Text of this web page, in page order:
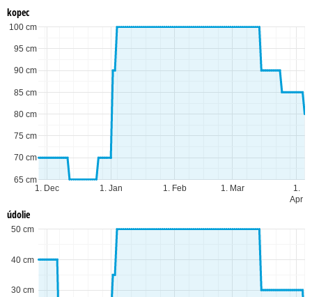
kopec
1. Dec 1. Jan 1. Feb 1. Mar
1.
Apr
65 cm
70 cm
75 cm
80 cm
85 cm
90 cm
95 cm
100 cm
údolie
30 cm
40 cm
50 cm